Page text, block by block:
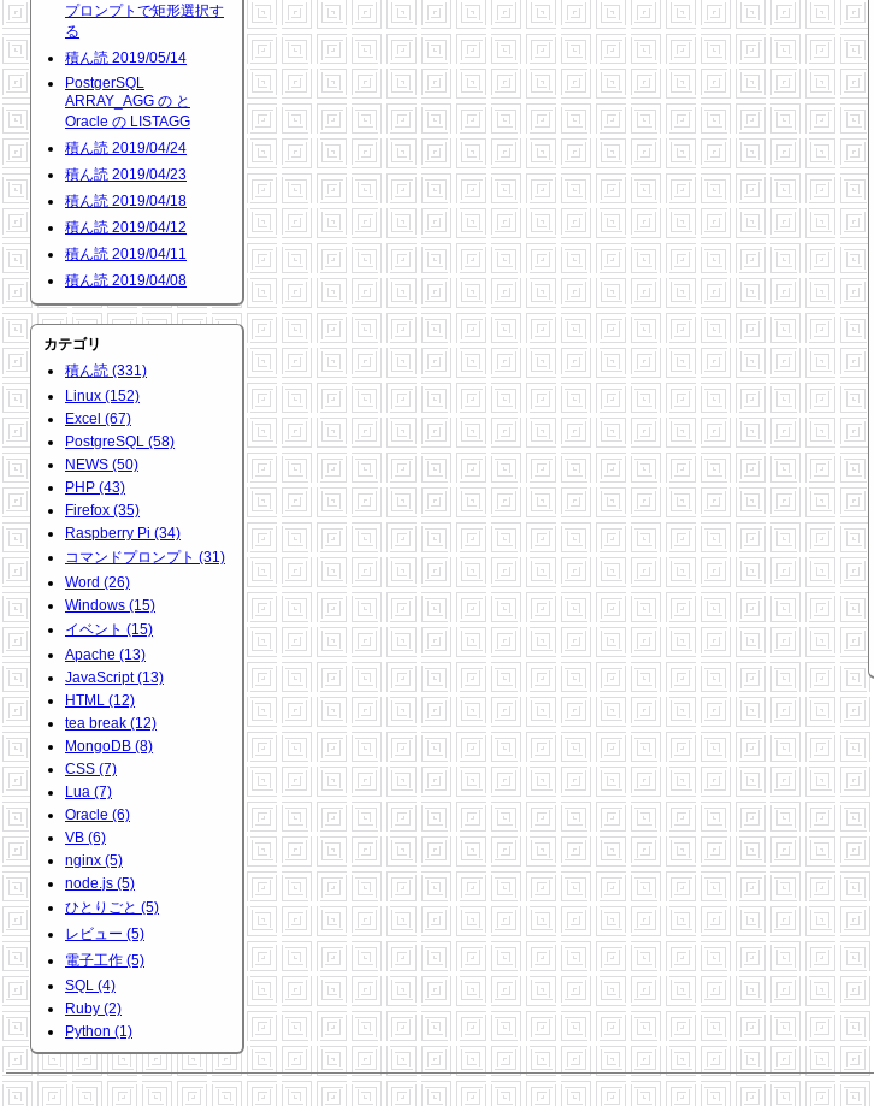
プロンプトで矩形選択す
る
積ん読 2019/05/14
PostgerSQL
ARRAY_AGG の と
Oracle の LISTAGG
積ん読 2019/04/24
積ん読 2019/04/23
積ん読 2019/04/18
積ん読 2019/04/12
積ん読 2019/04/11
積ん読 2019/04/08
カテゴリ
積ん読 (331)
Linux (152)
Excel (67)
PostgreSQL (58)
NEWS (50)
PHP (43)
Firefox (35)
Raspberry Pi (34)
コマンドプロンプト (31)
Word (26)
Windows (15)
イベント (15)
Apache (13)
JavaScript (13)
HTML (12)
tea break (12)
MongoDB (8)
CSS (7)
Lua (7)
Oracle (6)
VB (6)
nginx (5)
node.js (5)
ひとりごと (5)
レビュー (5)
電子工作 (5)
SQL (4)
Ruby (2)
Python (1)